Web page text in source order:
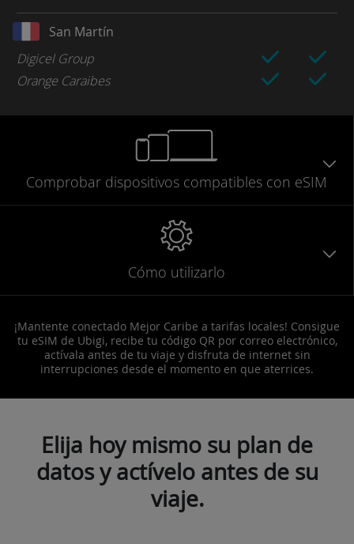
San Martín
Digicel Group
Orange Caraibes
Comprobar dispositivos compatibles con eSIM
Cómo utilizarlo
¡Mantente conectado Mejor Caribe a tarifas locales! Consigue
tu eSIM de Ubigi, recibe tu código QR por correo electrónico,
actívala antes de tu viaje y disfruta de internet sin
interrupciones desde el momento en que aterrices.
Elija hoy mismo su plan de
datos y actívelo antes de su
viaje.